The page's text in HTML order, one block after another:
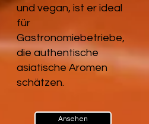
und vegan, ist er ideal
für
Gastronomiebetriebe,
die authentische
asiatische Aromen
schätzen.
Ansehen